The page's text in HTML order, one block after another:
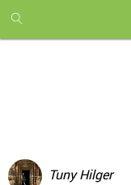
month
free
Tuny Hilger